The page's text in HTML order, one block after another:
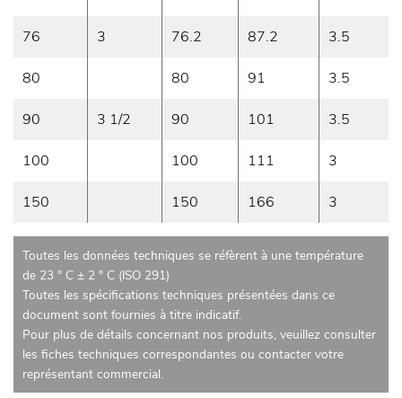
76 3 76.2 87.2 3.5
80 80 91 3.5
90 3 1/2 90 101 3.5
100 100 111 3
150 150 166 3
Toutes les données techniques se réfèrent à une température
de 23 ° C ± 2 ° C (ISO 291)
Toutes les spécifications techniques présentées dans ce
document sont fournies à titre indicatif.
Pour plus de détails concernant nos produits, veuillez consulter
les fiches techniques correspondantes ou contacter votre
représentant commercial.